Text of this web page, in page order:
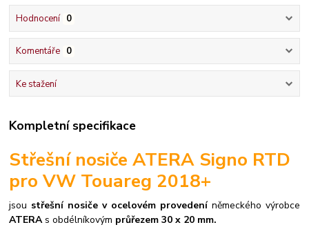
Hodnocení 0
Komentáře 0
Ke stažení
Kompletní specifikace
Střešní nosiče ATERA Signo RTD
pro VW Touareg 2018+
jsou střešní nosiče v ocelovém provedeníněmeckého výrobce
ATERAs obdélníkovým průřezem 30 x 20 mm.